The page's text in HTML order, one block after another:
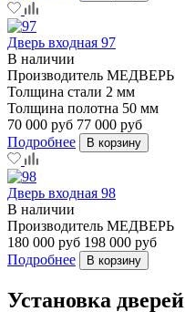
Дверь входная 97
В наличии
Производитель МЕДВЕРЬ
Толщина стали 2 мм
Толщина полотна 50 мм
70 000 руб 77 000 руб
Подробнее
В корзину
Дверь входная 98
В наличии
Производитель МЕДВЕРЬ
180 000 руб 198 000 руб
Подробнее
В корзину
Установка дверей